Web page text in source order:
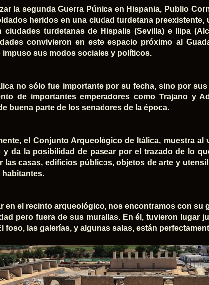
la segunda Guerra Púnica en Hispania, Publio
heridos en una ciudad turdetana preexistente,
ciudades turdetanas de Hispalis (Sevilla) e Ilipa
convivieron en este espacio próximo al
impuso sus modos sociales y políticos.
no sólo fue importante por su fecha, sino por
de importantes emperadores como Trajano y
buena parte de los senadores de la época.
el Conjunto Arqueológico de Itálica, muestra
y da la posibilidad de pasear por el trazado de lo
las casas, edificios públicos, objetos de arte y
habitantes.
en el recinto arqueológico, nos encontramos con su
pero fuera de sus murallas. En él, tuvieron lugar
foso, las galerías, y algunas salas, están